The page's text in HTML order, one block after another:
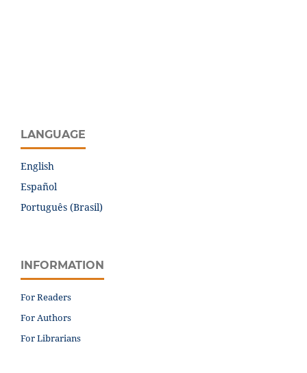
LANGUAGE
English
Español
Português (Brasil)
INFORMATION
For Readers
For Authors
For Librarians